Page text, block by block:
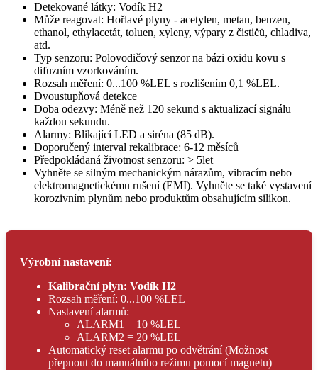
Detekované látky: Vodík H2
Může reagovat: Hořlavé plyny - acetylen, metan, benzen,
ethanol, ethylacetát, toluen, xyleny, výpary z čističů, chladiva,
atd.
Typ senzoru: Polovodičový senzor na bázi oxidu kovu s
difuzním vzorkováním.
Rozsah měření: 0...100 %LEL s rozlišením 0,1 %LEL.
Dvoustupňová detekce
Doba odezvy: Méně než 120 sekund s aktualizací signálu
každou sekundu.
Alarmy: Blikající LED a siréna (85 dB).
Doporučený interval rekalibrace: 6-12 měsíců
Předpokládaná životnost senzoru: > 5let
Vyhněte se silným mechanickým nárazům, vibracím nebo
elektromagnetickému rušení (EMI). Vyhněte se také vystavení
korozivním plynům nebo produktům obsahujícím silikon.
Výrobní nastavení:
Kalibrační plyn: Vodík H2
Rozsah měření: 0...100 %LEL
Nastavení alarmů:
ALARM1 = 10 %LEL
ALARM2 = 20 %LEL
Automatický reset alarmu po odvětrání (Možnost
přepnout do manuálního režimu pomocí magnetu)